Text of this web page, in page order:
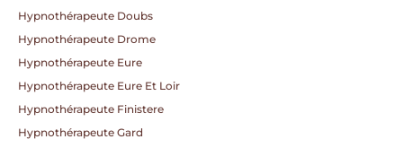
Hypnothérapeute Doubs
Hypnothérapeute Drome
Hypnothérapeute Eure
Hypnothérapeute Eure Et Loir
Hypnothérapeute Finistere
Hypnothérapeute Gard